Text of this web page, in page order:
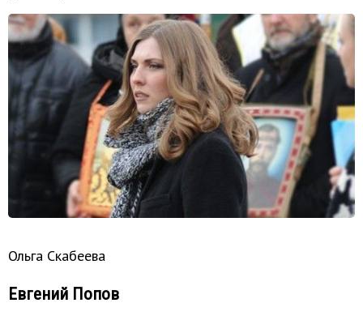
Ольга Скабеева
Евгений Попов